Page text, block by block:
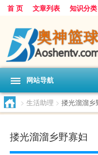
首 页 文章列表 知识分类
网站导航
> 生活助理 > 搂光溜溜乡
搂光溜溜乡野寡妇